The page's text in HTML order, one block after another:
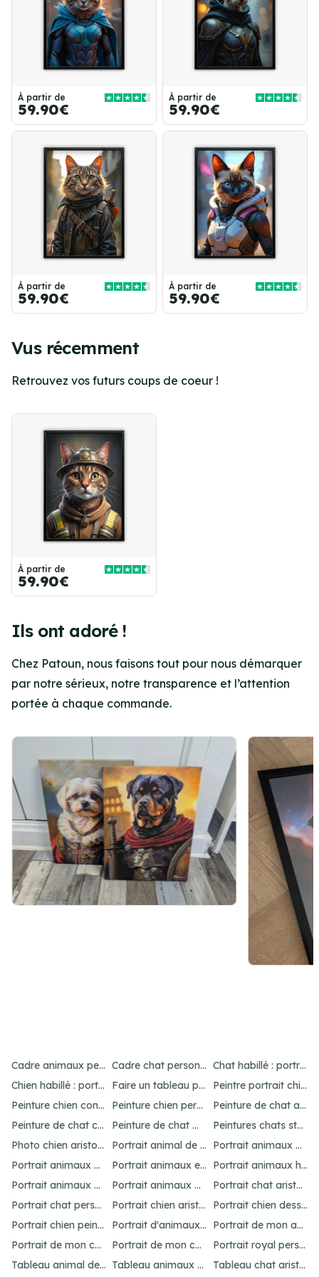
À partir de
59.90€
À partir de
59.90€
À partir de
59.90€
À partir de
59.90€
Vus récemment
Retrouvez vos futurs coups de coeur !
À partir de
59.90€
Ils ont adoré !
Chez Patoun, nous faisons tout pour nous démarquer
par notre sérieux, notre transparence et l’attention
portée à chaque commande.
Cadre animaux personnalisé : créez un portrait unique Cadre chat personnalisé : créez un portrait unique
Chat habillé : portraits amusants et uniques
Chien habillé : portraits amusants et uniques
Faire un tableau personnalisé de son chien : idées et options
Peintre portrait chien : personnalisez votre animal
Peinture chien contemporain : personnalisez votre art
Peinture chien personnalisé : créez un chef-d'œuvre unique
Peinture de chat abstrait : idées pour un portrait unique
Peinture de chat connue : inspirations célèbres
Peinture de chat moderne : idées et inspirations uniques
Peintures chats stylisés : idées originales
Photo chien aristocrate : un portrait original
Portrait animal de compagnie : votre guide personnalisé
Portrait animaux aquarelle personnalisé
Portrait animaux dessin : personnalisez votre œuvre
Portrait animaux en costume : offrez un cadeau unique
Portrait animaux humanisés : idées et inspirations uniques
Portrait animaux peinture : créez un chef-d'œuvre unique
Portrait animaux personnalisé : l'art unique
Portrait chat aristocrate : un cadeau personnalisé
Portrait chat personnalisé : idées et options uniques
Portrait chien aristocrate : un cadeau personnalisé
Portrait chien dessin : personnalisez votre œuvre
Portrait chien peinture : personnalisez votre chef-d'œuvre
Portrait d'animaux d'après photo : idées uniques et originales
Portrait de mon animal : personnalisation unique
Portrait de mon chat : idées et options originales
Portrait de mon chien : idées et options originales
Portrait royal personnalisé : offrez un tableau unique
Tableau animal de compagnie : idées créatives et amusantes
Tableau animaux habillés : personnalisez votre portrait
Tableau chat aristocrate : un cadeau raffiné